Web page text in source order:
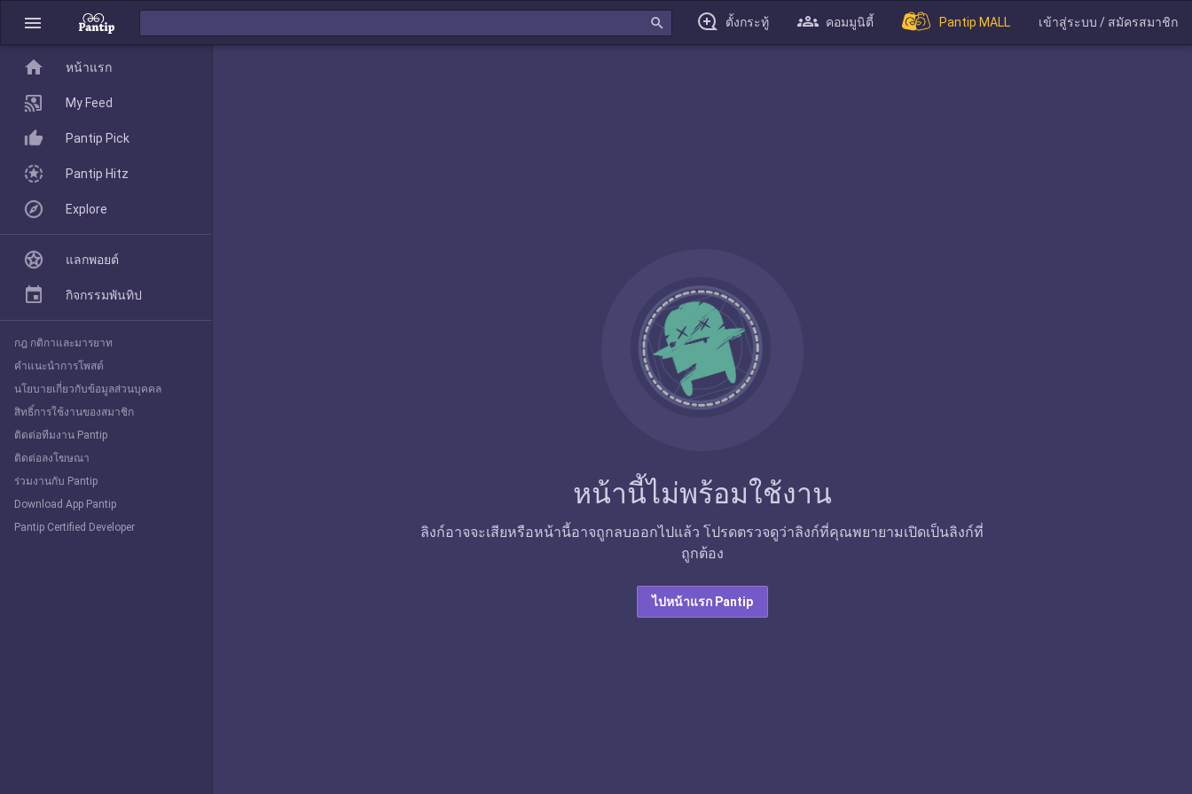
menu search ตั้งกระทู้ คอมมูนิตี้ Pantip MALL เข้าสู่ระบบ / สมัครสมาชิก
หน้านี้ไม่พร้อมใช้งาน
ลิงก์อาจจะเสียหรือหน้านี้อาจถูกลบออกไปแล้ว โปรดตรวจดูว่าลิงก์ที่คุณพยายามเปิดเป็นลิงก์ที่
ถูกต้อง
ไปหน้าแรก Pantip
home
Pantip Pick
Explore
home หน้าแรก
My Feed
Pantip Pick
Pantip Hitz
Explore
แลกพอยต์
กิจกรรมพันทิป
กฎ กติกาและมารยาท
คำแนะนำการโพสต์
นโยบายเกี่ยวกับข้อมูลส่วนบุคคล
สิทธิ์การใช้งานของสมาชิก
ติดต่อทีมงาน Pantip
ติดต่อลงโฆษณา
ร่วมงานกับ Pantip
Download App Pantip
Pantip Certified Developer